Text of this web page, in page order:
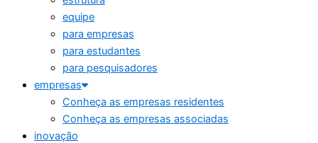
equipe
para empresas
para estudantes
para pesquisadores
empresas
Conheça as empresas residentes
Conheça as empresas associadas
inovação